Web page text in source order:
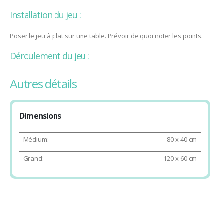
Installation du jeu :
Poser le jeu à plat sur une table. Prévoir de quoi noter les points.
Déroulement du jeu :
obtient un point. Le joueur qui vient d’encaisser un but effectue le
Lorsque le palet est en contact avec la ligne médiane, les deux
Après une faute, le palet est rendu à l’adversaire.
Constituent une faute, les faits de :
toucher le palet avec la main ou toute autre partie de son
autres détails
Dimensions
Médium: 80 x 40 cm
Grand: 120 x 60 cm